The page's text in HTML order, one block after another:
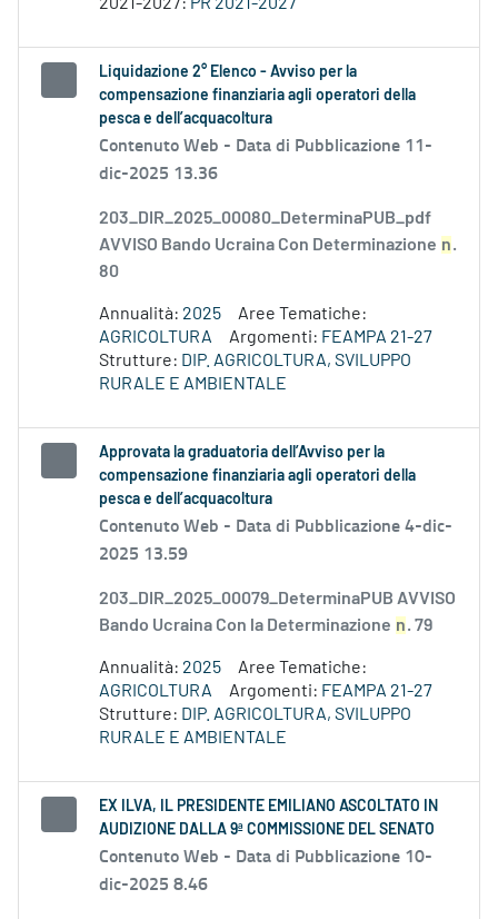
2021-2027: PR 2021-2027
Liquidazione 2° Elenco - Avviso per la
compensazione finanziaria agli operatori della
pesca e dell’acquacoltura
Contenuto Web - Data di Pubblicazione 11-
dic-2025 13.36
203_DIR_2025_00080_DeterminaPUB_pdf
AVVISO Bando Ucraina Con Determinazione n.
80
Annualità: 2025
Aree Tematiche:
AGRICOLTURA
Argomenti: FEAMPA 21-27
Strutture: DIP. AGRICOLTURA, SVILUPPO
RURALE E AMBIENTALE
Approvata la graduatoria dell’Avviso per la
compensazione finanziaria agli operatori della
pesca e dell’acquacoltura
Contenuto Web - Data di Pubblicazione 4-dic-
2025 13.59
203_DIR_2025_00079_DeterminaPUB AVVISO
Bando Ucraina Con la Determinazione n. 79
Annualità: 2025
Aree Tematiche:
AGRICOLTURA
Argomenti: FEAMPA 21-27
Strutture: DIP. AGRICOLTURA, SVILUPPO
RURALE E AMBIENTALE
EX ILVA, IL PRESIDENTE EMILIANO ASCOLTATO IN
AUDIZIONE DALLA 9ª COMMISSIONE DEL SENATO
Contenuto Web - Data di Pubblicazione 10-
dic-2025 8.46